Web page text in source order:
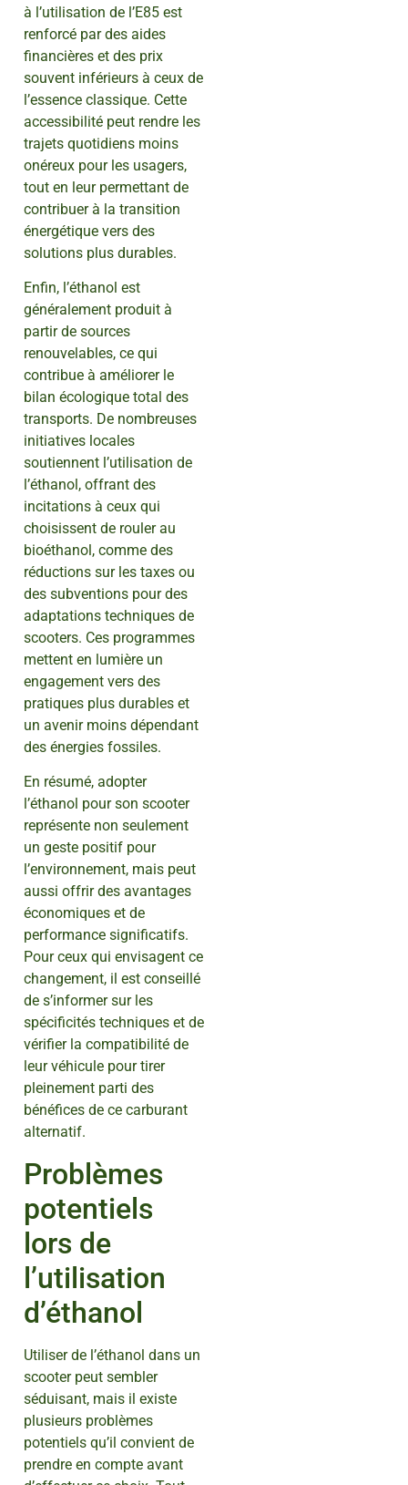
à l’utilisation de l’E85 est
renforcé par des aides
financières et des prix
souvent inférieurs à ceux de
l’essence classique. Cette
accessibilité peut rendre les
trajets quotidiens moins
onéreux pour les usagers,
tout en leur permettant de
contribuer à la transition
énergétique vers des
solutions plus durables.
Enfin, l’éthanol est
généralement produit à
partir de sources
renouvelables, ce qui
contribue à améliorer le
bilan écologique total des
transports. De nombreuses
initiatives locales
soutiennent l’utilisation de
l’éthanol, offrant des
incitations à ceux qui
choisissent de rouler au
bioéthanol, comme des
réductions sur les taxes ou
des subventions pour des
adaptations techniques de
scooters. Ces programmes
mettent en lumière un
engagement vers des
pratiques plus durables et
un avenir moins dépendant
des énergies fossiles.
En résumé, adopter
l’éthanol pour son scooter
représente non seulement
un geste positif pour
l’environnement, mais peut
aussi offrir des avantages
économiques et de
performance significatifs.
Pour ceux qui envisagent ce
changement, il est conseillé
de s’informer sur les
spécificités techniques et de
vérifier la compatibilité de
leur véhicule pour tirer
pleinement parti des
bénéfices de ce carburant
alternatif.
Problèmes
potentiels
lors de
l’utilisation
d’éthanol
Utiliser de l’éthanol dans un
scooter peut sembler
séduisant, mais il existe
plusieurs problèmes
potentiels qu’il convient de
prendre en compte avant